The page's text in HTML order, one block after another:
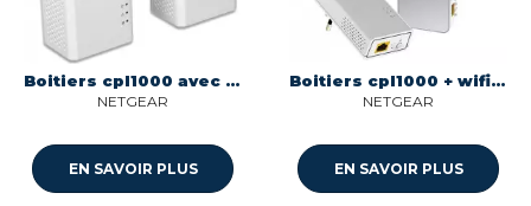
Boitiers cpl1000 avec prise gigogne filtree Netgear PLP1000-100FRS
NETGEAR
EN SAVOIR PLUS
Boitiers cpl1000 + wifi 802.ac 1 adaptateur cpl1000 Netgear PLW1000-100PES
NETGEAR
EN SAVOIR PLUS